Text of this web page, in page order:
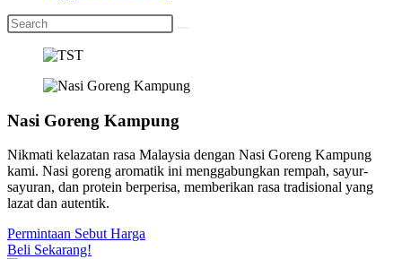
Nasi Goreng Kampung
Nikmati kelazatan rasa Malaysia dengan Nasi Goreng Kampung
kami. Nasi goreng aromatik ini menggabungkan rempah, sayur-
sayuran, dan protein berperisa, memberikan rasa tradisional yang
lazat dan autentik.
Permintaan Sebut Harga
Beli Sekarang!